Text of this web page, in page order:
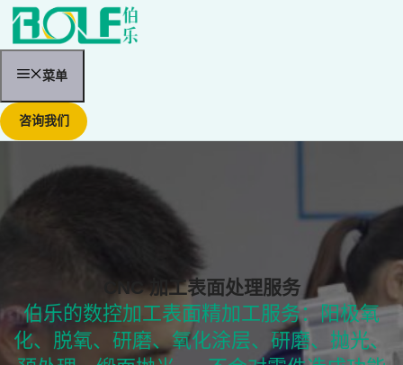
菜单
咨询我们
CNC 加工表面处理服务
伯乐的数控加工表面精加工服务：阳极氧
化、脱氧、研磨、氧化涂层、研磨、抛光、